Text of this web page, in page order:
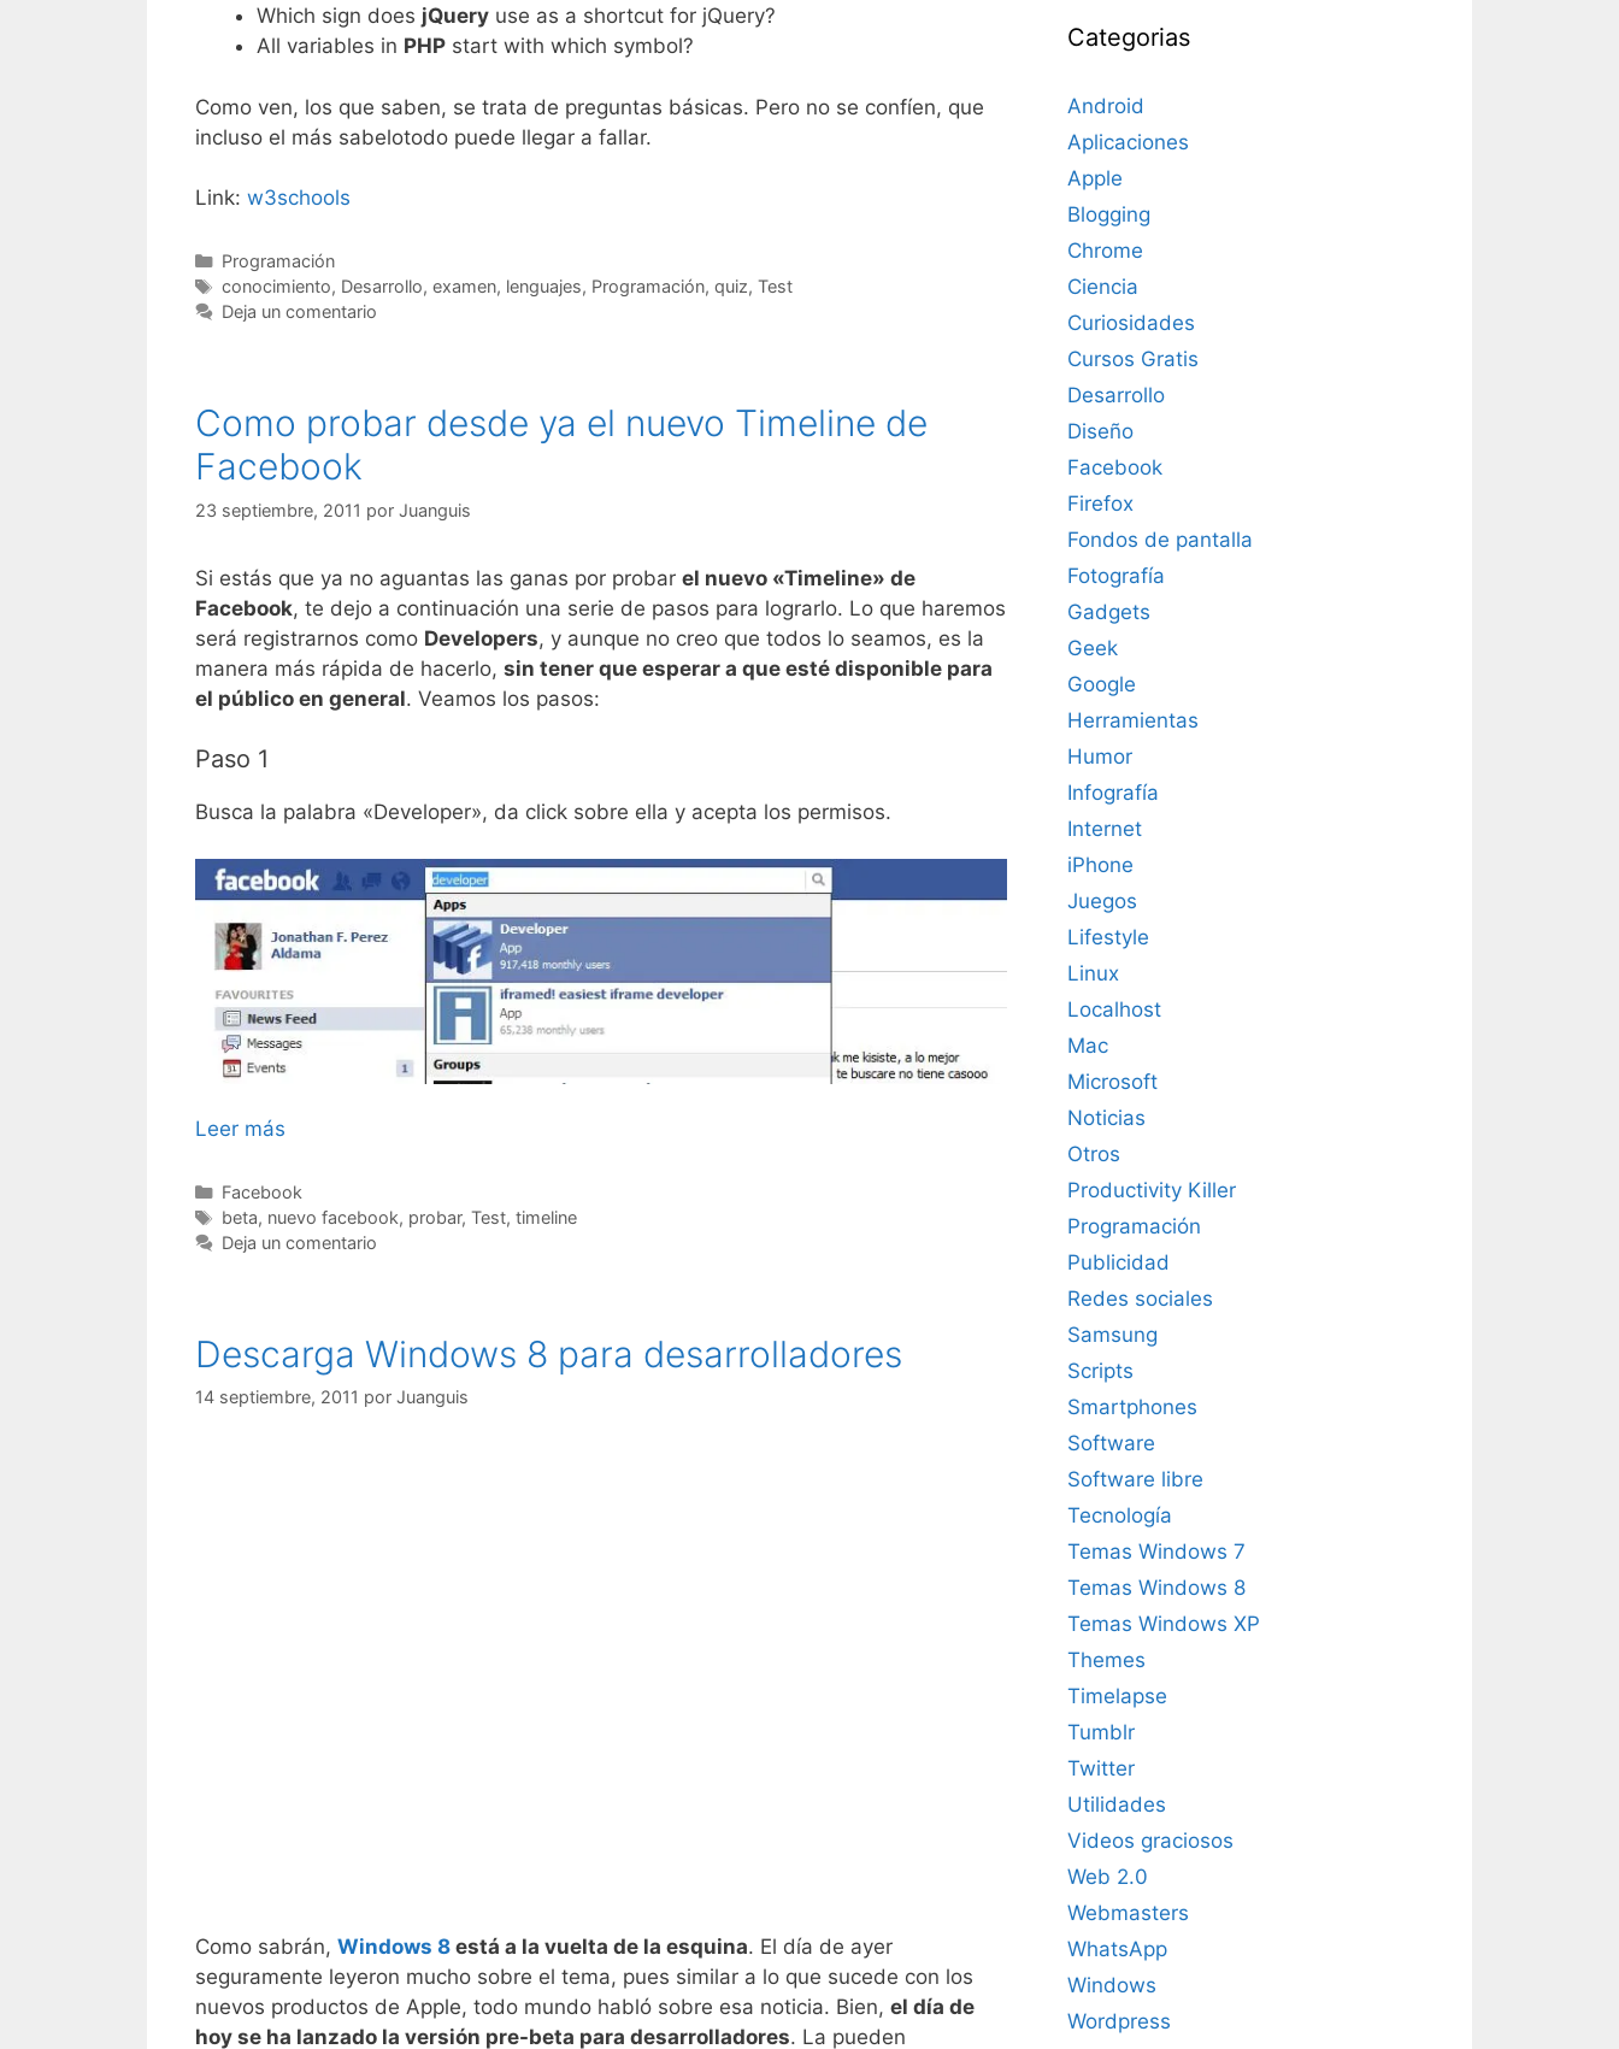
Which sign does jQuery use as a shortcut for jQuery?
All variables in PHP start with which symbol?
Como ven, los que saben, se trata de preguntas básicas. Pero no se confíen, que
incluso el más sabelotodo puede llegar a fallar.
Link: w3schools
Categorías
Programación
Etiquetas
conocimiento, Desarrollo, examen, lenguajes, Programación, quiz, Test
Deja un comentario
Como probar desde ya el nuevo Timeline de
Facebook
23 septiembre, 2011 por Juanguis
Si estás que ya no aguantas las ganas por probar el nuevo «Timeline» de
Facebook, te dejo a continuación una serie de pasos para lograrlo. Lo que haremos
será registrarnos como Developers, y aunque no creo que todos lo seamos, es la
manera más rápida de hacerlo, sin tener que esperar a que esté disponible para
el público en general. Veamos los pasos:
Paso 1
Busca la palabra «Developer», da click sobre ella y acepta los permisos.
Leer más
Categorías
Facebook
Etiquetas
beta, nuevo facebook, probar, Test, timeline
Deja un comentario
Descarga Windows 8 para desarrolladores
14 septiembre, 2011 por Juanguis
Como sabrán, Windows 8 está a la vuelta de la esquina. El día de ayer
seguramente leyeron mucho sobre el tema, pues similar a lo que sucede con los
nuevos productos de Apple, todo mundo habló sobre esa noticia. Bien, el día de
hoy se ha lanzado la versión pre-beta para desarrolladores. La pueden
Categorias
Android
Aplicaciones
Apple
Blogging
Chrome
Ciencia
Curiosidades
Cursos Gratis
Desarrollo
Diseño
Facebook
Firefox
Fondos de pantalla
Fotografía
Gadgets
Geek
Google
Herramientas
Humor
Infografía
Internet
iPhone
Juegos
Lifestyle
Linux
Localhost
Mac
Microsoft
Noticias
Otros
Productivity Killer
Programación
Publicidad
Redes sociales
Samsung
Scripts
Smartphones
Software
Software libre
Tecnología
Temas Windows 7
Temas Windows 8
Temas Windows XP
Themes
Timelapse
Tumblr
Twitter
Utilidades
Videos graciosos
Web 2.0
Webmasters
WhatsApp
Windows
Wordpress